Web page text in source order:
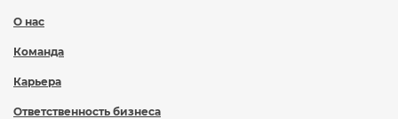
О нас
Команда
Карьера
Ответственность бизнеса